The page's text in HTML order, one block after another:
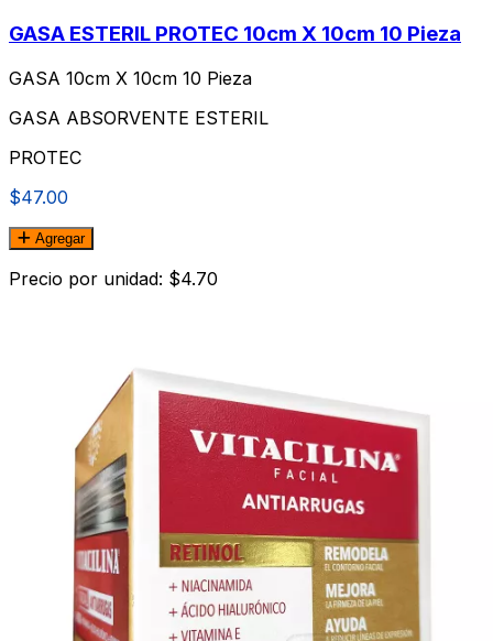
GASA ESTERIL PROTEC 10cm X 10cm 10 Pieza
GASA 10cm X 10cm 10 Pieza
GASA ABSORVENTE ESTERIL
PROTEC
$47.00
Agregar
Precio por unidad: $4.70